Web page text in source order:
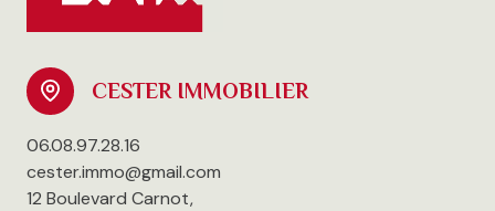
CESTER IMMOBILIER
06.08.97.28.16
cester.immo@gmail.com
12 Boulevard Carnot,